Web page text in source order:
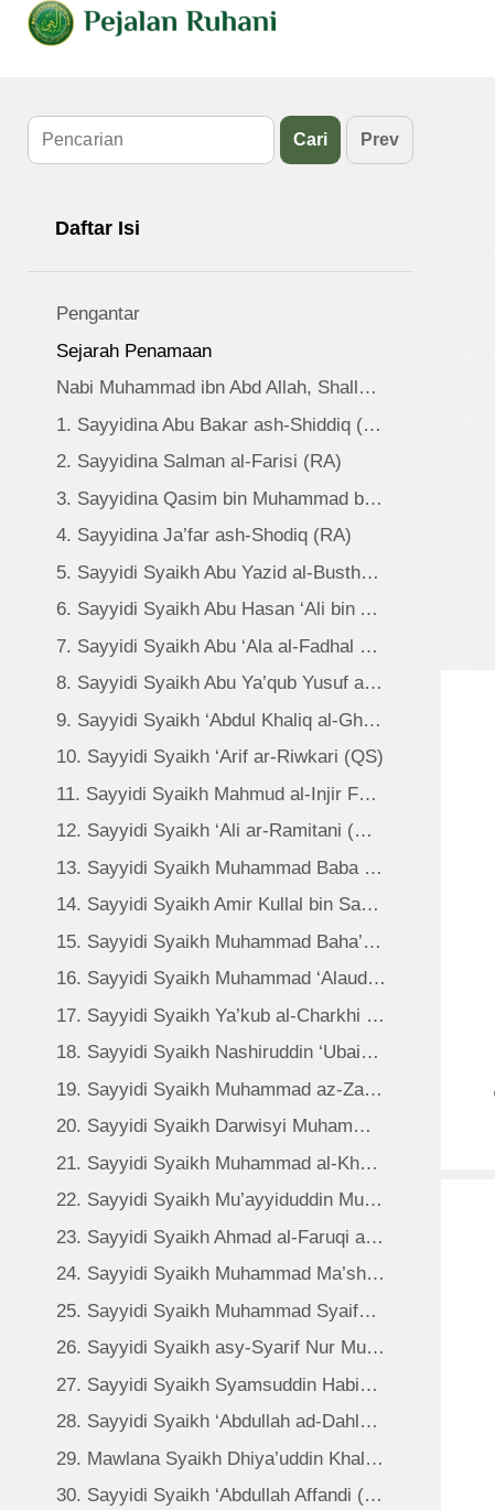
Cari Prev
Daftar Isi
Pengantar
Sejarah Penamaan
Nabi Muhammad ibn Abd Allah, Shalla Allahu `alayhi wa alihi wa sallam
1. Sayyidina Abu Bakar ash-Shiddiq (RA)
2. Sayyidina Salman al-Farisi (RA)
3. Sayyidina Qasim bin Muhammad bin Abu Bakar ash-Shiddiq (RA)
4. Sayyidina Ja’far ash-Shodiq (RA)
5. Sayyidi Syaikh Abu Yazid al-Busthami (QS)
6. Sayyidi Syaikh Abu Hasan ‘Ali bin Abu Ja’far al-Kharqani (QS)
7. Sayyidi Syaikh Abu ‘Ala al-Fadhal bin Muhammad ath-Thusi al-Farmadi (QS)
8. Sayyidi Syaikh Abu Ya’qub Yusuf al-Hamadani (QS)
9. Sayyidi Syaikh ‘Abdul Khaliq al-Ghujdawani (QS)
10. Sayyidi Syaikh ‘Arif ar-Riwkari (QS)
11. Sayyidi Syaikh Mahmud al-Injir Faghnawi (QS)
12. Sayyidi Syaikh ‘Ali ar-Ramitani (QS)
13. Sayyidi Syaikh Muhammad Baba as-Sammasi (QS)
14. Sayyidi Syaikh Amir Kullal bin Sayyid Hamzah (QS)
15. Sayyidi Syaikh Muhammad Baha’uddin an-Naqsyabandi al-Bukhari (QS)
16. Sayyidi Syaikh Muhammad ‘Alauddin Al-Aththar Al-Bukhari Al-Khawarizmi (QS)
17. Sayyidi Syaikh Ya’kub al-Charkhi (QS)
18. Sayyidi Syaikh Nashiruddin ‘Ubaidillah as-Samarqandi (QS)
19. Sayyidi Syaikh Muhammad az-Zahid (QS)
20. Sayyidi Syaikh Darwisyi Muhammad as-Samarqandi (QS)
21. Sayyidi Syaikh Muhammad al-Khawajiki Alamkanis-Samarqandi (QS)
22. Sayyidi Syaikh Mu’ayyiduddin Muhammad al-Baqi Billah (QS)
23. Sayyidi Syaikh Ahmad al-Faruqi as-Sirhindi (QS)
24. Sayyidi Syaikh Muhammad Ma’shum (QS)
25. Sayyidi Syaikh Muhammad Syaifuddin (QS)
26. Sayyidi Syaikh asy-Syarif Nur Muhammad al-Badwani (QS)
27. Sayyidi Syaikh Syamsuddin Habibullah (QS)
28. Sayyidi Syaikh ‘Abdullah ad-Dahlawi (QS)
29. Mawlana Syaikh Dhiya’uddin Khalid Utsmani al-Kurdi (QS)
30. Sayyidi Syaikh ‘Abdullah Affandi (QS)